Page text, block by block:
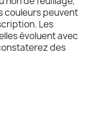
couleurs peuvent
Les
évoluent avec
des